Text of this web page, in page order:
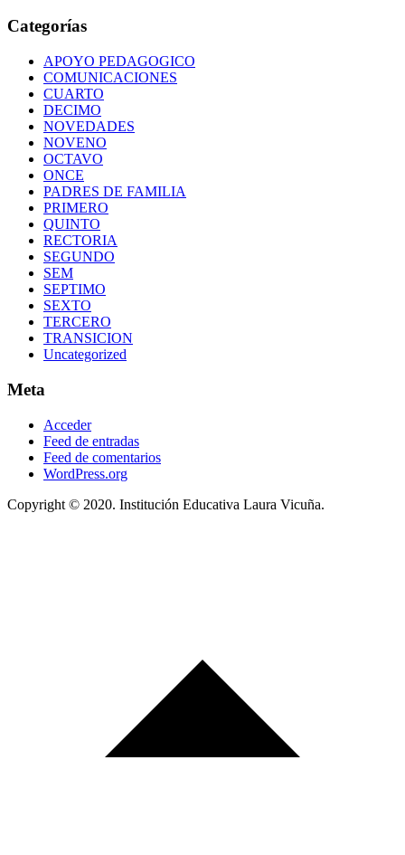
Categorías
APOYO PEDAGOGICO
COMUNICACIONES
CUARTO
DECIMO
NOVEDADES
NOVENO
OCTAVO
ONCE
PADRES DE FAMILIA
PRIMERO
QUINTO
RECTORIA
SEGUNDO
SEM
SEPTIMO
SEXTO
TERCERO
TRANSICION
Uncategorized
Meta
Acceder
Feed de entradas
Feed de comentarios
WordPress.org
Copyright © 2020. Institución Educativa Laura Vicuña.